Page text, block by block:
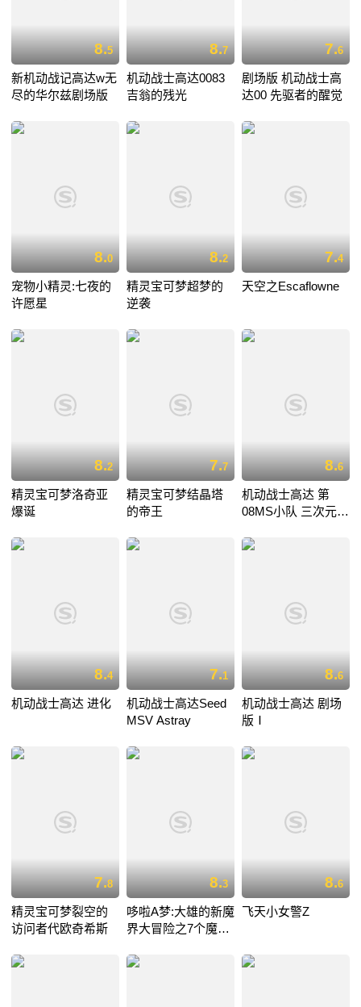
8.5
新机动战记高达w无
尽的华尔兹剧场版
8.7
机动战士高达0083
吉翁的残光
7.6
剧场版 机动战士高
达00 先驱者的醒觉
8.0
宠物小精灵:七夜的
许愿星
8.2
精灵宝可梦超梦的
逆袭
7.4
天空之Escaflowne
8.2
精灵宝可梦洛奇亚
爆诞
7.7
精灵宝可梦结晶塔
的帝王
8.6
机动战士高达 第
08MS小队 三次元的
8.4
机动战士高达 进化
7.1
机动战士高达Seed
MSV Astray
8.6
机动战士高达 剧场
版Ⅰ
7.8
精灵宝可梦裂空的
访问者代欧奇希斯
8.3
哆啦A梦:大雄的新魔
界大冒险之7个魔法
8.6
飞天小女警Z